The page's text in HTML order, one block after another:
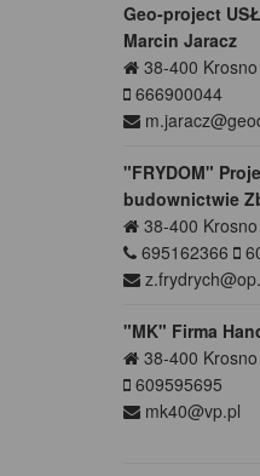
Geo-project
Marcin Jaracz
38-400 Krosno
666900044
"FRYDOM"
budownictwie
38-400 Krosno
695162366
"MK" Firma
38-400 Krosno
609595695
mk40@vp.pl